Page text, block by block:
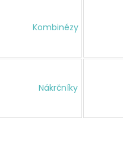
Kombinézy
Nákrčníky
KABÁT